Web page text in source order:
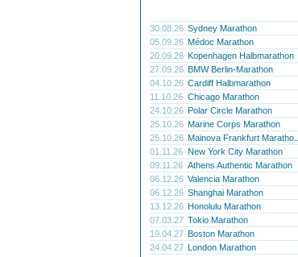
30.08.26 Sydney Marathon
05.09.26 Médoc Marathon
20.09.26 Kopenhagen Halbmarathon
27.09.26 BMW Berlin-Marathon
04.10.26 Cardiff Halbmarathon
11.10.26 Chicago Marathon
24.10.26 Polar Circle Marathon
25.10.26 Marine Corps Marathon
25.10.26 Mainova Frankfurt Maratho...
01.11.26 New York City Marathon
09.11.26 Athens Authentic Marathon
06.12.26 Valencia Marathon
06.12.26 Shanghai Marathon
13.12.26 Honolulu Marathon
07.03.27 Tokio Marathon
19.04.27 Boston Marathon
24.04.27 London Marathon